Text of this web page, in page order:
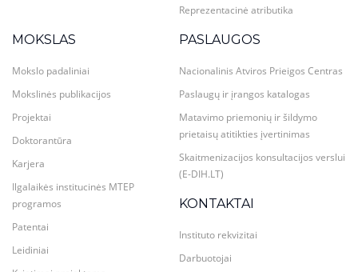
Reprezentacinė atributika
MOKSLAS
Mokslo padaliniai
Mokslinės publikacijos
Projektai
Doktorantūra
Karjera
Ilgalaikės institucinės MTEP
programos
Patentai
Leidiniai
PASLAUGOS
Nacionalinis Atviros Prieigos Centras
Paslaugų ir įrangos katalogas
Matavimo priemonių ir šildymo
prietaisų atitikties įvertinimas
Skaitmenizacijos konsultacijos verslui
(E-DIH.LT)
KONTAKTAI
Instituto rekvizitai
Darbuotojai